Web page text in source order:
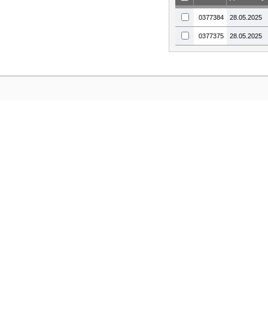
0377384 28.05.2025
0377375 28.05.2025